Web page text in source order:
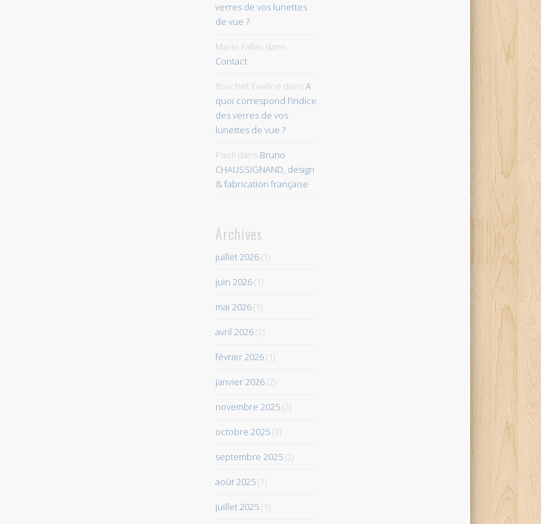
verres de vos lunettes
de vue ?
Mario Fallasdans
Contact
Boschet Eveline dansA
quoi correspond l’indice
des verres de vos
lunettes de vue ?
Paoli dans Bruno
CHAUSSIGNAND, design
& fabrication française
Archives
juillet 2026(1)
juin 2026(1)
mai 2026(1)
avril 2026(2)
février 2026(1)
janvier 2026(2)
novembre 2025(2)
octobre 2025(3)
septembre 2025(2)
août 2025(1)
juillet 2025(1)